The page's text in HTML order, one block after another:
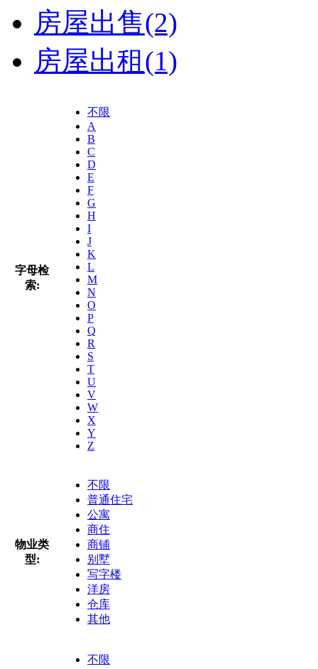
房屋出售(2)
房屋出租(1)
字母检
索:
不限
A
B
C
D
E
F
G
H
I
J
K
L
M
N
O
P
Q
R
S
T
U
V
W
X
Y
Z
物业类
型:
不限
普通住宅
公寓
商住
商铺
别墅
写字楼
洋房
仓库
其他
不限